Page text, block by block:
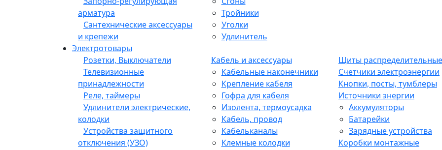
арматура
Сантехнические аксессуары
и крепежи
Тройники
Уголки
Удлинитель
Электротовары
Розетки, Выключатели
Телевизионные
принадлежности
Реле, таймеры
Удлинители электрические,
колодки
Устройства защитного
отключения (УЗО)
Кабель и аксессуары
Кабельные наконечники
Крепление кабеля
Гофра для кабеля
Изолента, термоусадка
Кабель, провод
Кабельканалы
Клемные колодки
Щиты распределительные
Счетчики электроэнергии
Кнопки, посты, тумблеры
Источники энергии
Аккумуляторы
Батарейки
Зарядные устройства
Коробки монтажные